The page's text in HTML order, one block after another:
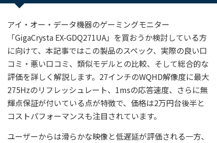
アイ・オー・データ機器のゲーミングモニター
「GigaCrysta EX-GDQ271UA」を買おうか検討している方
に向けて、本記事ではこの製品のスペック、実際の良い口
コミ・悪い口コミ、類似モデルとの比較、そして総合的な
評価を詳しく解説します。27インチのWQHD解像度に最大
275Hzのリフレッシュレート、1msの応答速度、さらに無
輝点保証が付いている点が特徴で、価格は2万円台後半と
コストパフォーマンスも注目されています。
ユーザーからは滑らかな映像と低遅延が評価される一方、